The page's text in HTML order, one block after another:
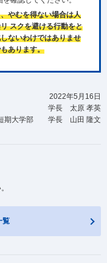
やむを得ない場合は人
スクを避ける行動をと
ないわけではありませ
あります。
2022年5月16日
学 学長 太原 孝英
短期大学部 学長 山田 隆文
覧